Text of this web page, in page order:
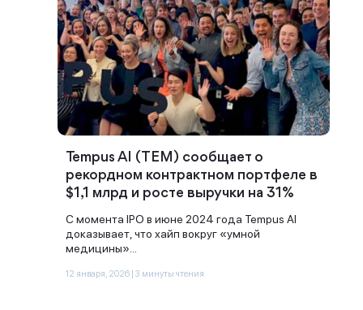
Tempus AI (TEM) сообщает о
рекордном контрактном портфеле в
$1,1 млрд и росте выручки на 31%
С момента IPO в июне 2024 года Tempus AI
доказывает, что хайп вокруг «умной
медицины»...
12 января, 2026 | 3 минуты чтения